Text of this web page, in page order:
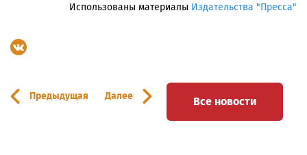
Использованы материалы Издательства "Пресса"
Предыдущая Все новости
Далее